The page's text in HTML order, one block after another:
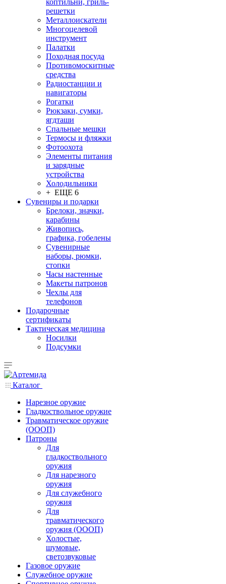
коптильни, гриль-
решетки
Металлоискатели
Многоцелевой
инструмент
Палатки
Походная посуда
Противомоскитные
средства
Радиостанции и
навигаторы
Рогатки
Рюкзаки, сумки,
ягдташи
Спальные мешки
Термосы и фляжки
Фотоохота
Элементы питания
и зарядные
устройства
Холодильники
+ ЕЩЕ 6
Сувениры и подарки
Брелоки, значки,
карабины
Живопись,
графика, гобелены
Сувенирные
наборы, рюмки,
стопки
Часы настенные
Макеты патронов
Чехлы для
телефонов
Подарочные
сертификаты
Тактическая медицина
Носилки
Подсумки
Каталог
Нарезное оружие
Гладкоствольное оружие
Травматическое оружие
(ОООП)
Патроны
Для
гладкоствольного
оружия
Для нарезного
оружия
Для служебного
оружия
Для
травматического
оружия (ОООП)
Холостые,
шумовые,
светозвуковые
Газовое оружие
Служебное оружие